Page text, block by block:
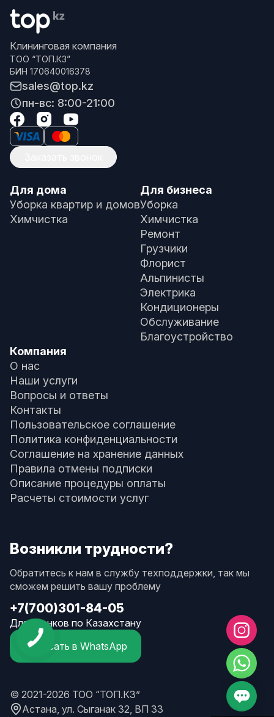
Клининговая компания
ТОО “ТОП.КЗ”
БИН 170640016378
sales@top.kz
пн-вс: 8:00-21:00
Для дома
Уборка квартир и домов
Химчистка
Для бизнеса
Уборка
Химчистка
Ремонт
Грузчики
Флорист
Альпинисты
Электрика
Кондиционеры
Обслуживание
Благоустройство
Компания
О нас
Наши услуги
Вопросы и ответы
Контакты
Пользовательское соглашение
Политика конфиденциальности
Соглашение на хранение данных
Правила отмены подписки
Описание процедуры оплаты
Расчеты стоимости услуг
Возникли трудности?
Обратитесь к нам в службу техподдержки, так мы
сможем решить вашу проблему
+7(700)301-84-05
Для звонков по Казахстану
Написать в WhatsApp
© 2021-2026 ТОО “ТОП.КЗ”
Астана, ул. Сыганак 32, ВП 33